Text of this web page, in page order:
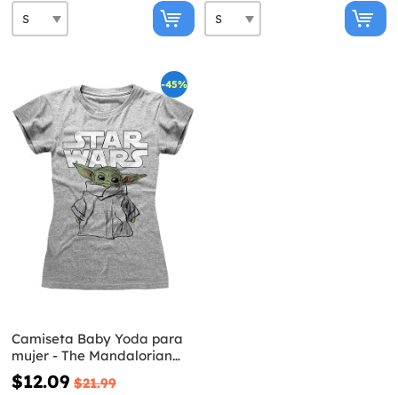
-45%
Camiseta Baby Yoda para
mujer - The Mandalorian
Star Wars
$12.09 $21.99